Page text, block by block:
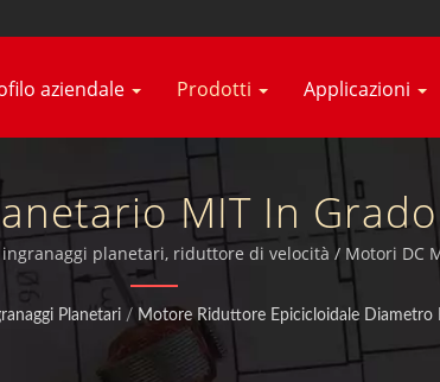
aziendale Prodotti Applicazioni
MIT In
Di
| Hsiang Neng
planetari, riduttore di velocità / Motori DC
ISO 9001:2015, TUV, CE e UL.
Planetari / Motore Riduttore Epicicloidale Diametro